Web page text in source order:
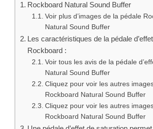
Rockboard Natural Sound Buffer
Voir plus d’images de la pédale
Natural Sound Buffer
Les caractéristiques de la pédale d’effet
Rockboard :
Voir tous les avis de la pédale
Natural Sound Buffer
Cliquez pour voir les autres
Rockboard Natural Sound Buffer
Cliquez pour voir les autres
Rockboard Natural Sound Buffer